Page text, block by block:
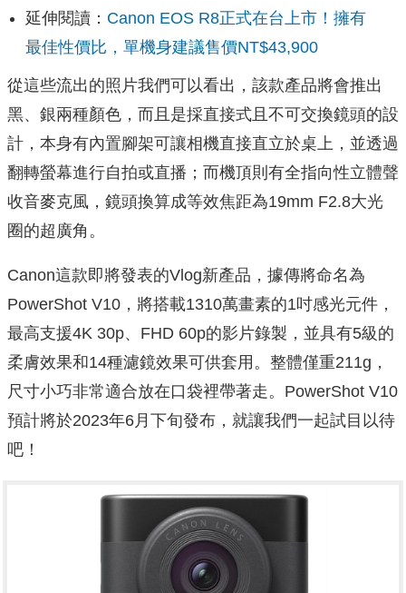
延伸閱讀： Canon EOS R8正式在台上市！擁有
最佳性價比，單機身建議售價NT$43,900
從這些流出的照片我們可以看出，該款產品將會推出
黑、銀兩種顏色，而且是採直接式且不可交換鏡頭的設
計，本身有內置腳架可讓相機直接直立於桌上，並透過
翻轉螢幕進行自拍或直播；而機頂則有全指向性立體聲
收音麥克風，鏡頭換算成等效焦距為19mm F2.8大光
圈的超廣角。
Canon這款即將發表的Vlog新產品，據傳將命名為
PowerShot V10，將搭載1310萬畫素的1吋感光元件，
最高支援4K 30p、FHD 60p的影片錄製，並具有5級的
柔膚效果和14種濾鏡效果可供套用。整體僅重211g，
尺寸小巧非常適合放在口袋裡帶著走。PowerShot V10
預計將於2023年6月下旬發布，就讓我們一起試目以待
吧！